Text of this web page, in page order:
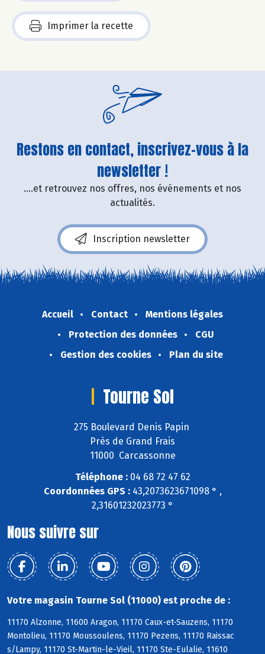
Imprimer la recette
Restons en contact, inscrivez-vous à la
newsletter !
....et retrouvez nos offres, nos événements et nos
actualités.
Inscription newsletter
Accueil Contact
Mentions légales
Protection des données
CGU
Gestion des cookies
Plan du site
Tourne Sol
275 Boulevard Denis Papin
Près de Grand Frais
11000 Carcassonne
Téléphone :04 68 72 47 62
Coordonnées GPS :43,2073623671098 ° ,
2,31601232023773 °
Nous suivre sur
Votre magasin Tourne Sol (11000) est proche de :
11170 Alzonne, 11600 Aragon, 11170 Caux-et-Sauzens, 11170
Montolieu, 11170 Moussoulens, 11170 Pezens, 11170 Raissac
s/Lampy, 11170 St-Martin-le-Vieil, 11170 Ste-Eulalie, 11610